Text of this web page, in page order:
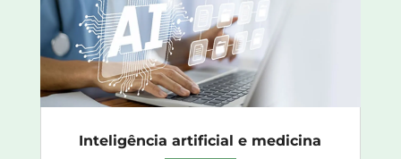
Inteligência artificial e medicina